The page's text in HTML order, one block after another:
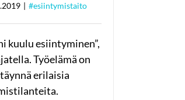
| #esiintymistaito
kuulu esiintyminen”,
Työelämä on
erilaisia